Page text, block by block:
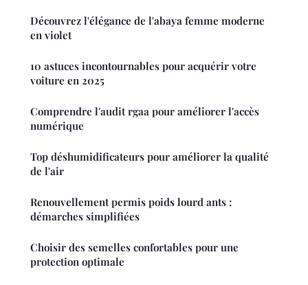
Découvrez l'élégance de l'abaya femme moderne
en violet
10 astuces incontournables pour acquérir votre
voiture en 2025
Comprendre l'audit rgaa pour améliorer l'accès
numérique
Top déshumidificateurs pour améliorer la qualité
de l'air
Renouvellement permis poids lourd ants :
démarches simplifiées
Choisir des semelles confortables pour une
protection optimale